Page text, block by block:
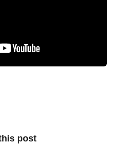
post